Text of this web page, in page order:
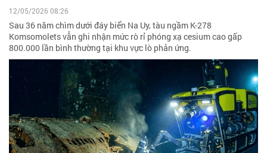
12/05/2026 08:26
Sau 36 năm chìm dưới đáy biển Na Uy, tàu ngầm K-278
Komsomolets vẫn ghi nhận mức rò rỉ phóng xạ cesium cao gấp
800.000 lần bình thường tại khu vực lò phản ứng.